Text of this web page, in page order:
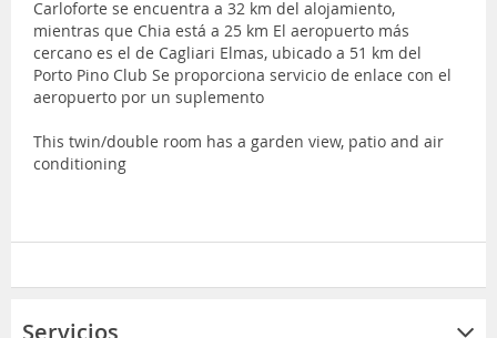
Carloforte se encuentra a 32 km del alojamiento,
mientras que Chia está a 25 km El aeropuerto más
cercano es el de Cagliari Elmas, ubicado a 51 km del
Porto Pino Club Se proporciona servicio de enlace con el
aeropuerto por un suplemento
This twin/double room has a garden view, patio and air
conditioning
Servicios